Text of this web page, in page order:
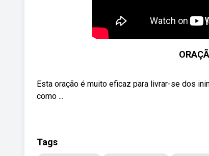
Esta oração é muito eficaz para livrar-se dos
como ...
Tags